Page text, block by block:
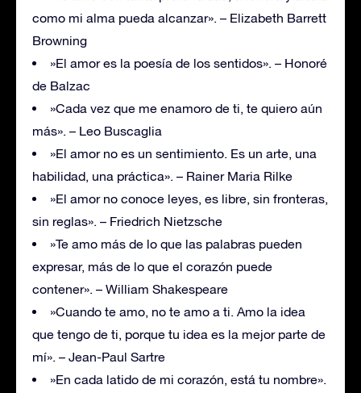
como mi alma pueda alcanzar». – Elizabeth Barrett
Browning
»El amor es la poesía de los sentidos». – Honoré
de Balzac
»Cada vez que me enamoro de ti, te quiero aún
más». – Leo Buscaglia
»El amor no es un sentimiento. Es un arte, una
habilidad, una práctica». – Rainer Maria Rilke
»El amor no conoce leyes, es libre, sin fronteras,
sin reglas». – Friedrich Nietzsche
»Te amo más de lo que las palabras pueden
expresar, más de lo que el corazón puede
contener». – William Shakespeare
»Cuando te amo, no te amo a ti. Amo la idea
que tengo de ti, porque tu idea es la mejor parte de
mí». – Jean-Paul Sartre
»En cada latido de mi corazón, está tu nombre».